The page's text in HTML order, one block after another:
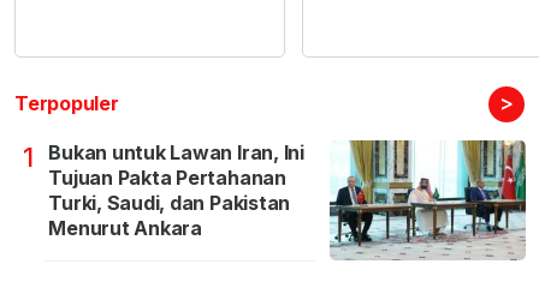
Terpopuler >
1
Bukan untuk Lawan Iran, Ini
Tujuan Pakta Pertahanan
Turki, Saudi, dan Pakistan
Menurut Ankara